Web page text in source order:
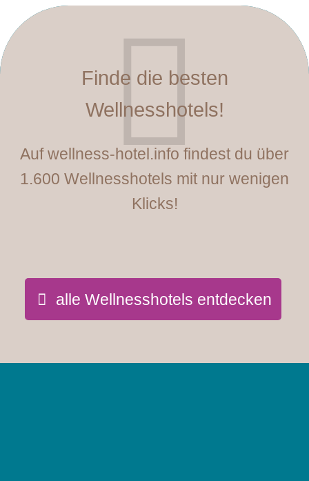
Finde die besten
Wellnesshotels!
Auf wellness-hotel.info findest du über
1.600 Wellnesshotels mit nur wenigen
Klicks!
alle Wellnesshotels entdecken